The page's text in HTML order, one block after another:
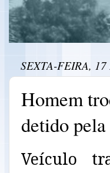
SEXTA-FEIRA,
Homem
detido
Veículo